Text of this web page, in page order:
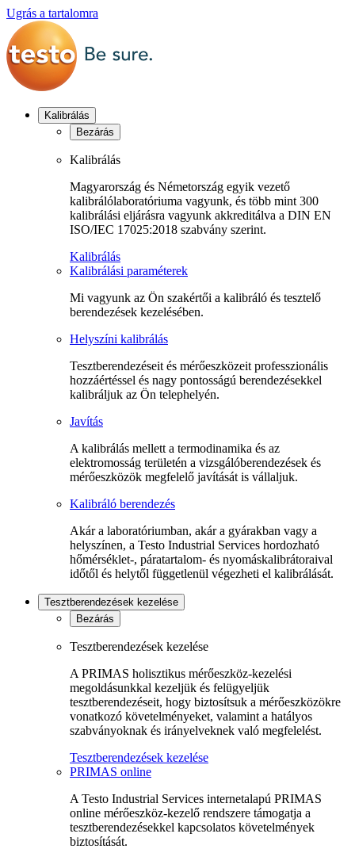
Ugrás a tartalomra
Kalibrálás
Bezárás
Kalibrálás
Magyarország és Németország egyik vezető
kalibrálólaboratóriuma vagyunk, és több mint 300
kalibrálási eljárásra vagyunk akkreditálva a DIN EN
ISO/IEC 17025:2018 szabvány szerint.
Kalibrálás
Kalibrálási paraméterek
Mi vagyunk az Ön szakértői a kalibráló és tesztelő
berendezések kezelésében.
Helyszíni kalibrálás
Tesztberendezéseit és mérőeszközeit professzionális
hozzáértéssel és nagy pontosságú berendezésekkel
kalibráljuk az Ön telephelyén.
Javítás
A kalibrálás mellett a termodinamika és az
elektromosság területén a vizsgálóberendezések és
mérőeszközök megfelelő javítását is vállaljuk.
Kalibráló berendezés
Akár a laboratóriumban, akár a gyárakban vagy a
helyszínen, a Testo Industrial Services hordozható
hőmérséklet-, páratartalom- és nyomáskalibrátoraival
időtől és helytől függetlenül végezheti el kalibrálását.
Tesztberendezések kezelése
Bezárás
Tesztberendezések kezelése
A PRIMAS holisztikus mérőeszköz-kezelési
megoldásunkkal kezeljük és felügyeljük
tesztberendezéseit, hogy biztosítsuk a mérőeszközökre
vonatkozó követelményeket, valamint a hatályos
szabványoknak és irányelveknek való megfelelést.
Tesztberendezések kezelése
PRIMAS online
A Testo Industrial Services internetalapú PRIMAS
online mérőeszköz-kezelő rendszere támogatja a
tesztberendezésekkel kapcsolatos követelmények
biztosítását.